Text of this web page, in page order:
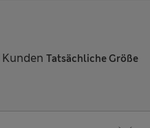
Tatsächliche Größe